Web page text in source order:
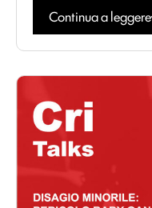
Continua a leggere